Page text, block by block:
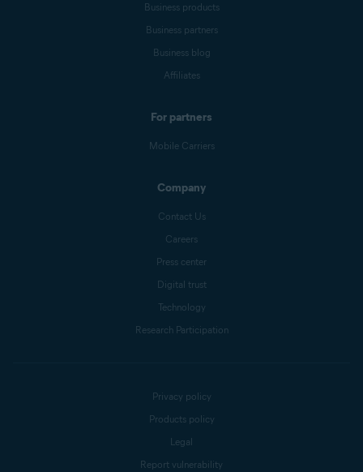
Business products
Business partners
Business blog
Affiliates
For partners
Mobile Carriers
Company
Contact Us
Careers
Press center
Digital trust
Technology
Research Participation
Privacy policy
Products policy
Legal
Report vulnerability